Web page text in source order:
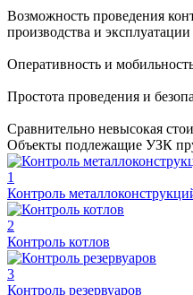
Возможность проведения
производства и
Оперативность и
Простота проведения и
Сравнительно невысокая
Объекты подлежащие УЗК
1
Контроль
2
Контроль котлов
3
Контроль резервуаров